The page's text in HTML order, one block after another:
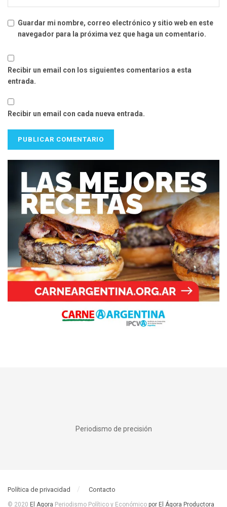
Guardar mi nombre, correo electrónico y sitio web en este
navegador para la próxima vez que haga un comentario.
Recibir un email con los siguientes comentarios a esta
entrada.
Recibir un email con cada nueva entrada.
Periodismo de precisión
Política de privacidad Contacto
© 2020 El Agora Periodismo Político y Económico por El Ágora Productora